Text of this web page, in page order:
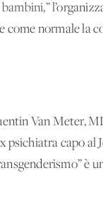
bambini,”
come normale la
Van Meter,
psichiatra capo al
è